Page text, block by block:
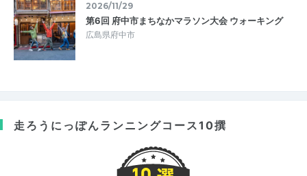
2026/11/29
第6回 府中市まちなかマラソン大会 ウォーキング
広島県府中市
走ろうにっぽんランニングコース10撰